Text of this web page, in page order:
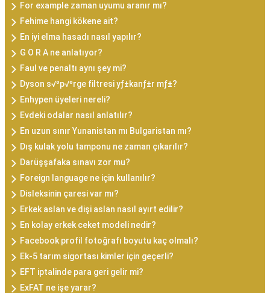
For example zaman uyumu aranır mı?
Fehime hangi kökene ait?
En iyi elma hasadı nasıl yapılır?
G O R A ne anlatıyor?
Faul ve penaltı aynı şey mi?
Dyson s√ºp√ºrge filtresi yƒ±kanƒ±r mƒ±?
Enhypen üyeleri nereli?
Evdeki odalar nasıl anlatılır?
En uzun sınır Yunanistan mı Bulgaristan mı?
Dış kulak yolu tamponu ne zaman çıkarılır?
Darüşşafaka sınavı zor mu?
Foreign language ne için kullanılır?
Disleksinin çaresi var mı?
Erkek aslan ve dişi aslan nasıl ayırt edilir?
En kolay erkek ceket modeli nedir?
Facebook profil fotoğrafı boyutu kaç olmalı?
Ek-5 tarım sigortası kimler için geçerli?
EFT iptalinde para geri gelir mi?
ExFAT ne işe yarar?